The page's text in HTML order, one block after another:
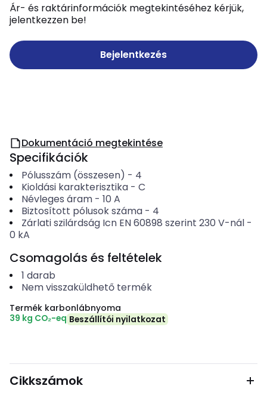
Ár- és raktárinformációk megtekintéséhez kérjük,
jelentkezzen be!
Bejelentkezés
Dokumentáció megtekintése
Specifikációk
Pólusszám (összesen) - 4
Kioldási karakterisztika- C
Névleges áram- 10 A
Biztosított pólusok száma- 4
Zárlati szilárdság Icn EN 60898 szerint 230 V-nál-
0 kA
Csomagolás és feltételek
1 darab
Nem visszaküldhető termék
Termék karbonlábnyoma
39 kg CO₂-eq Beszállítói nyilatkozat
Cikkszámok